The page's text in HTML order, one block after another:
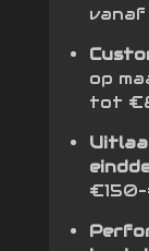
op
tot